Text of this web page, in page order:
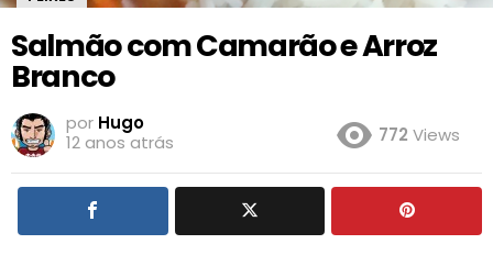
Salmão com Camarão e Arroz
Branco
por Hugo
12 anos atrás
772 Views